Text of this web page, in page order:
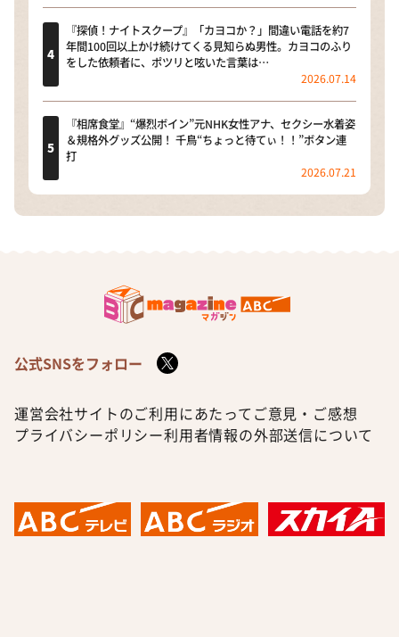
『探偵！ナイトスクープ』「カヨコか？」間違い電話を約7
年間100回以上かけ続けてくる見知らぬ男性。カヨコのふり
をした依頼者に、ポツリと呟いた言葉は…
2026.07.14
『相席食堂』“爆烈ボイン”元NHK女性アナ、セクシー水着姿
＆規格外グッズ公開！ 千鳥“ちょっと待てぃ！！”ボタン連
打
2026.07.21
公式SNSをフォロー
運営会社サイトのご利用にあたって ご意見・ご感想
プライバシーポリシー利用者情報の外部送信について